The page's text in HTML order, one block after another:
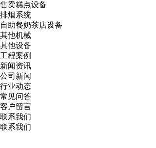
售卖糕点设备
排烟系统
自助餐奶茶店设备
其他机械
其他设备
工程案例
新闻资讯
公司新闻
行业动态
常见问答
客户留言
联系我们
联系我们